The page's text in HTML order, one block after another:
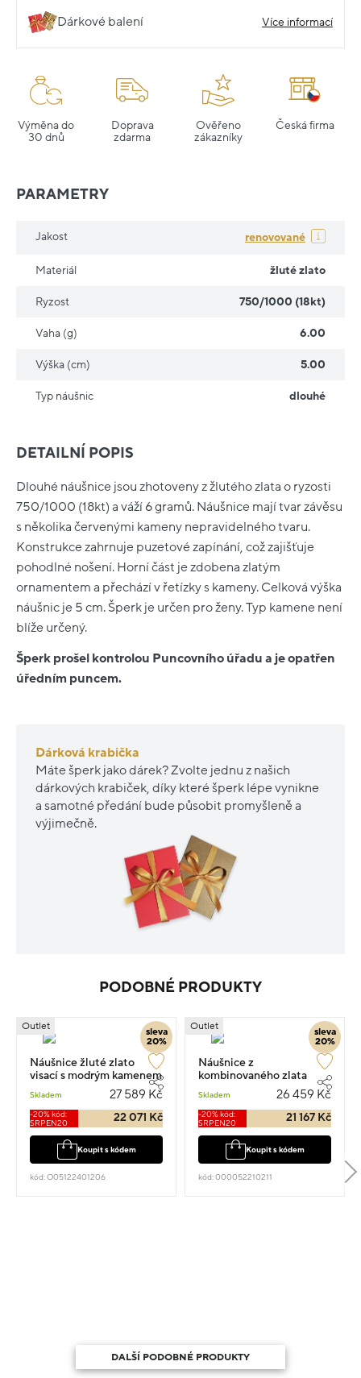
Dárkové balení Více informací
Výměna do
30 dnů
Doprava
zdarma
Ověřeno
zákazníky
Česká firma
DETAILNÍ POPIS
Dlouhé náušnice jsou zhotoveny z žlutého zlata o ryzosti
750/1000 (18kt) a váží 6 gramů. Náušnice mají tvar závěsu
s několika červenými kameny nepravidelného tvaru.
Konstrukce zahrnuje puzetové zapínání, což zajišťuje
pohodlné nošení. Horní část je zdobena zlatým
ornamentem a přechází v řetízky s kameny. Celková výška
náušnic je 5 cm. Šperk je určen pro ženy. Typ kamene není
blíže určený.
Šperk prošel kontrolou Puncovního úřadu a je opatřen
úředním puncem.
Dárková krabička
Máte šperk jako dárek? Zvolte jednu z našich
dárkových krabiček, díky které šperk lépe vynikne
a samotné předání bude působit promyšleně a
výjimečně.
PARAMETRY
Jakost renovované
Materiál žluté zlato
Ryzost 750/1000 (18kt)
Vaha (g) 6.00
Výška (cm) 5.00
Typ náušnic dlouhé
PODOBNÉ PRODUKTY
sleva
20%
Outlet
Náušnice žluté zlato
visací s modrým kamenem
a zirkony 2.40cm 7.3g
Skladem 27 589 Kč
-20% kód:
SRPEN20
22 071 Kč
Koupit s kódem
kód: O05122401206
sleva
20%
Outlet
Náušnice z
kombinovaného zlata
Skladem 26 459 Kč
-20% kód:
SRPEN20
21 167 Kč
Koupit s kódem
kód: 000052210211
DALŠÍ PODOBNÉ PRODUKTY